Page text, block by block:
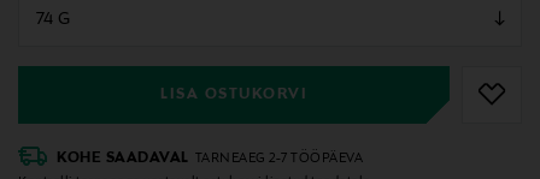
LISA OSTUKORVI
KOHE SAADAVAL TARNEAEG 2-7 TÖÖPÄEVA